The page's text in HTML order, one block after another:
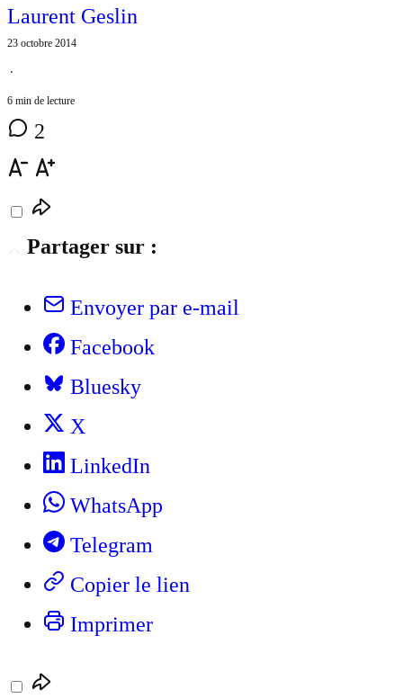
Laurent Geslin
23 octobre 2014
⋅
6 min de lecture
2
Partager sur :
Envoyer par e-mail
Facebook
Bluesky
X
LinkedIn
WhatsApp
Telegram
Copier le lien
Imprimer